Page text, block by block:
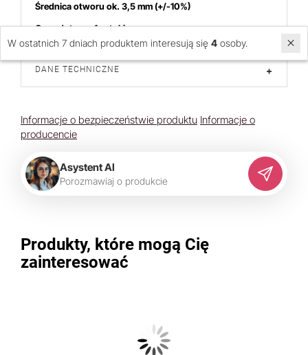
Średnica otworu ok. 3,5 mm (+/-10%)
Cena dotyczy 1 sztuki
DANE TECHNICZNE +
Informacje o bezpieczeństwie produktu Informacje o
producencie
Asystent AI
Porozmawiaj o produkcie
Produkty, które mogą Cię
zainteresować
W ostatnich 7 dniach produktem interesują się 4 osoby.